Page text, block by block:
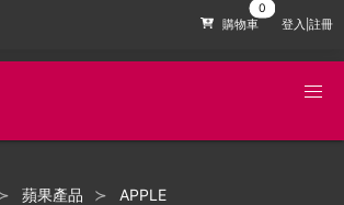
購物車 登入|註冊
蘋果產品 APPLE